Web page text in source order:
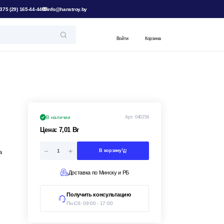
(29) 165-44-44 info@hanstroy.by
Войти Корзина
В наличии Арт: 040254
Цена: 7,01 Br
В корзину
Доставка по Минску и РБ
Получить консультацию
Пн-Сб: 09:00 - 17:00